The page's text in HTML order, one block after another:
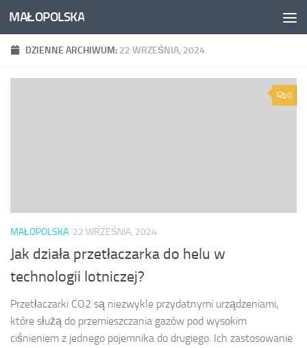
Skip to content
MAŁOPOLSKA
DZIENNE ARCHIWUM: 22 WRZEŚNIA, 2024
0
MAŁOPOLSKA 22 WRZEŚNIA, 2024
Jak działa przetłaczarka do helu w
technologii lotniczej?
Przetłaczarki CO2 są niezwykle przydatnymi urządzeniami,
które służą do przemieszczania gazów pod wysokim
ciśnieniem z jednego pojemnika do drugiego. Ich zastosowanie